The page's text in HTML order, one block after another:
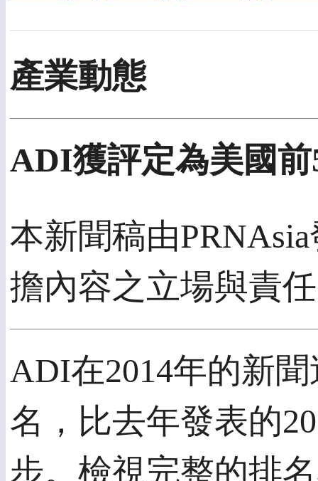
產業動態
ADI獲評定為美國
本新聞稿由
擔內容之立場與責
ADI在2014年的新
名，比去年發表的
步。檢視完整的排